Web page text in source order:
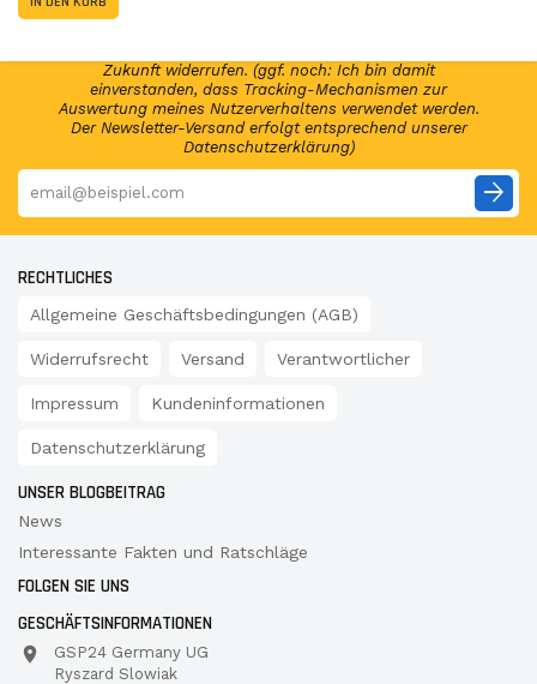
Mail regelmäßig Infos regelmäßig Infos und exklusive
Zukunft widerrufen. (ggf. noch: Ich bin damit
einverstanden, dass Tracking-Mechanismen zur
Auswertung meines Nutzerverhaltens verwendet werden.
Der Newsletter-Versand erfolgt entsprechend unserer
Datenschutzerklärung)
arrow_forward
RECHTLICHES
Allgemeine Geschäftsbedingungen (AGB)
Widerrufsrecht Versand Verantwortlicher
Impressum Kundeninformationen
Datenschutzerklärung
UNSER BLOGBEITRAG
News
Interessante Fakten und Ratschläge
FOLGEN SIE UNS
GESCHÄFTSINFORMATIONEN
GSP24 Germany UG
Ryszard Slowiak